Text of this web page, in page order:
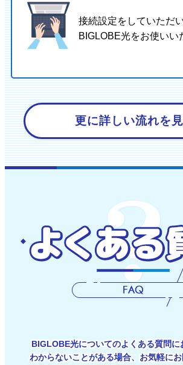
接続設定をしていただい
BIGLOBE光をお使いい
更に詳しい流れを
BIGLOBE光についてのよくある質問に
わからないことがある場合、お気軽に